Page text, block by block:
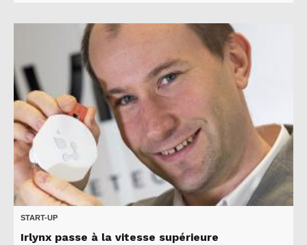
START-UP
Irlynx passe à la vitesse supérieure